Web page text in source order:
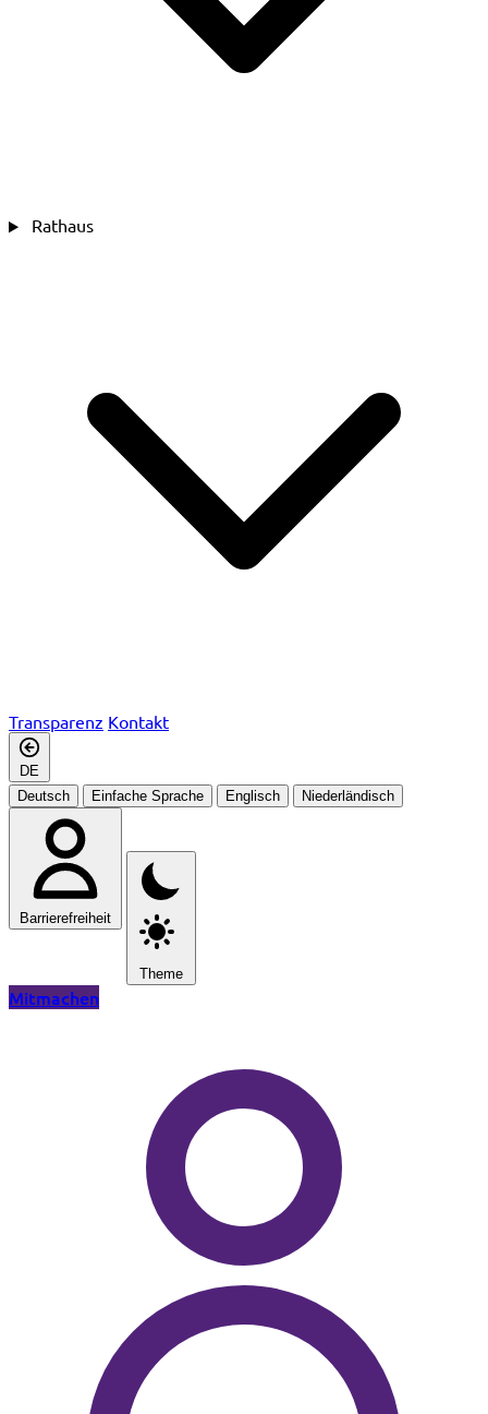
Rathaus
Transparenz Kontakt
DE
Deutsch
Einfache Sprache Englisch Niederländisch
Barrierefreiheit
Theme
Mitmachen